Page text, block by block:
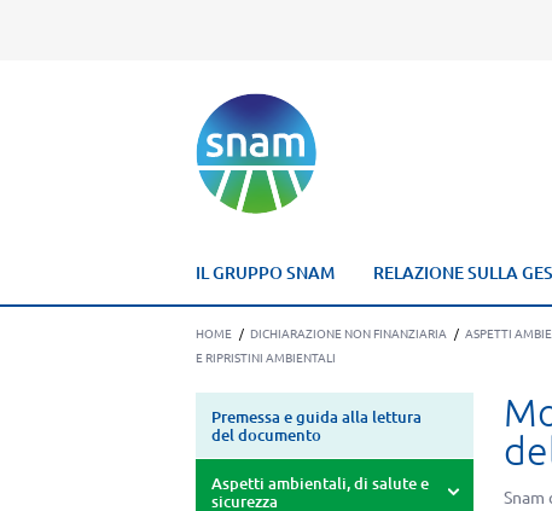
IL GRUPPO SNAM RELAZIONE SULLA
HOME / DICHIARAZIONE NON FINANZIARIA / ASPETTI
E RIPRISTINI AMBIENTALI
Premessa e guida alla lettura
del documento
Aspetti ambientali, di salute e
sicurezza